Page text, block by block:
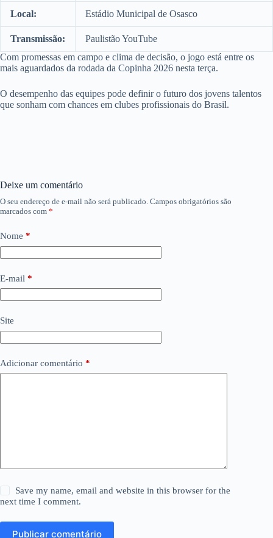
Local: Estádio Municipal de Osasco
Transmissão:
Paulistão YouTube
Com promessas em campo e clima de decisão, o jogo está entre os
mais aguardados da rodada da Copinha 2026 nesta terça.
O desempenho das equipes pode definir o futuro dos jovens talentos
que sonham com chances em clubes profissionais do Brasil.
Deixe um comentário
O seu endereço de e-mail não será publicado. Campos obrigatórios são
marcados com *
Nome *
E-mail *
Site
Adicionar comentário *
Save my name, email and website in this browser for the
next time I comment.
Publicar comentário